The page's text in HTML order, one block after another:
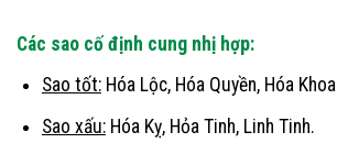
Các sao cố định cung nhị hợp:
Sao tốt:Hóa Lộc, Hóa Quyền, Hóa
Sao xấu:Hóa Kỵ, Hỏa Tinh, Linh Tinh.